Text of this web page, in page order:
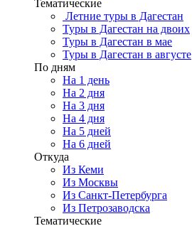
Тематические
Летние туры в Дагестан
Туры в Дагестан на двоих
Туры в Дагестан в мае
Туры в Дагестан в августе
По дням
На 1 день
На 2 дня
На 3 дня
На 4 дня
На 5 дней
На 6 дней
Откуда
Из Кеми
Из Москвы
Из Санкт-Петербурга
Из Петрозаводска
Тематические